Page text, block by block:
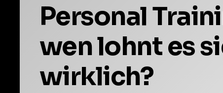
Personal
wen lohnt es
wirklich?